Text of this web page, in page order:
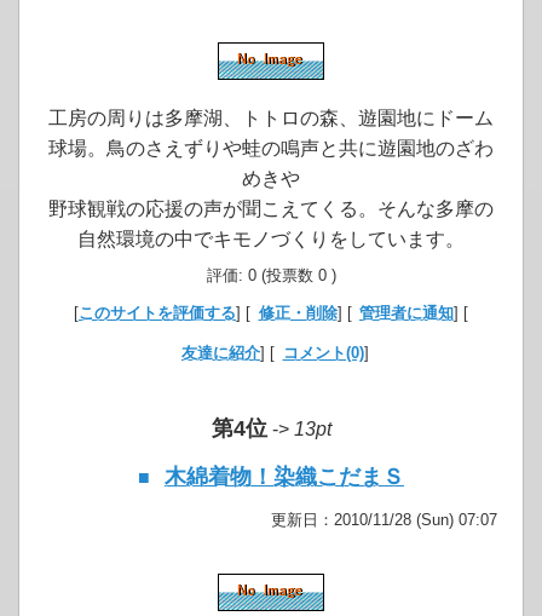
工房の周りは多摩湖、トトロの森、遊園地にドーム
球場。鳥のさえずりや蛙の鳴声と共に遊園地のざわ
めきや
野球観戦の応援の声が聞こえてくる。そんな多摩の
自然環境の中でキモノづくりをしています。
評価: 0 (投票数 0 )
[このサイトを評価する] [ 修正・削除] [ 管理者に通知] [
友達に紹介] [ コメント(0)]
第4位-> 13pt
■ 木綿着物！染織こだまＳ
更新日：2010/11/28 (Sun) 07:07